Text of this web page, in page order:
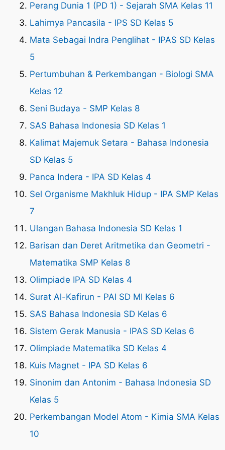
Perang Dunia 1 (PD 1) - Sejarah SMA Kelas 11
Lahirnya Pancasila - IPS SD Kelas 5
Mata Sebagai Indra Penglihat - IPAS SD Kelas
5
Pertumbuhan & Perkembangan - Biologi SMA
Kelas 12
Seni Budaya - SMP Kelas 8
SAS Bahasa Indonesia SD Kelas 1
Kalimat Majemuk Setara - Bahasa Indonesia
SD Kelas 5
Panca Indera - IPA SD Kelas 4
Sel Organisme Makhluk Hidup - IPA SMP Kelas
7
Ulangan Bahasa Indonesia SD Kelas 1
Barisan dan Deret Aritmetika dan Geometri -
Matematika SMP Kelas 8
Olimpiade IPA SD Kelas 4
Surat Al-Kafirun - PAI SD MI Kelas 6
SAS Bahasa Indonesia SD Kelas 6
Sistem Gerak Manusia - IPAS SD Kelas 6
Olimpiade Matematika SD Kelas 4
Kuis Magnet - IPA SD Kelas 6
Sinonim dan Antonim - Bahasa Indonesia SD
Kelas 5
Perkembangan Model Atom - Kimia SMA Kelas
10